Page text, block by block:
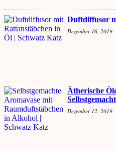
Duftdiffusor
Dezember 16, 2019
Ätherische
Dezember 12, 2019